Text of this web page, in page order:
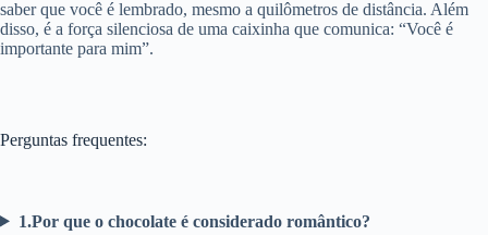
saber que você é lembrado, mesmo a quilômetros de distância. Além
disso, é a força silenciosa de uma caixinha que comunica: “Você é
importante para mim”.
Perguntas frequentes:
1.Por que o chocolate é considerado romântico?